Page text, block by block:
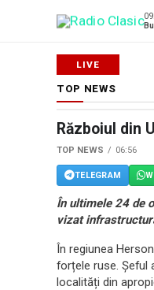
TOP NEWS
Războiul din
TOP NEWS 06:56
TELEGRAM
În ultimele 24 de
vizat
În regiunea
forțele ruse. Șeful
localități din